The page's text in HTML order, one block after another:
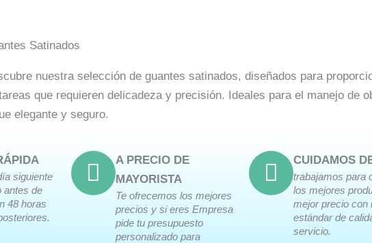
Satinados
nuestra selección de guantes satinados, diseñados para
que requieren delicadeza y precisión. Ideales para el manejo de
elegante y seguro.
siguiente
antes de
48 horas
A PRECIO DE
MAYORISTA
Te ofrecemos los mejores
precios y si eres Empresa
pide tu presupuesto
personalizado para
CUIDAMOS
trabajamos para
los mejores
mejor precio con
estándar de
servicio.